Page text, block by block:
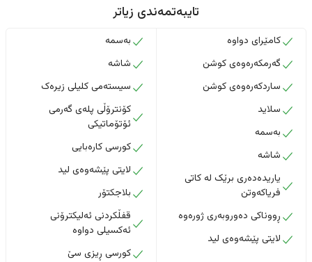
تایبەتمەندی زیاتر
کامێرای دواوە
گەرمکەرەوەی کوشن
ساردکەرەوەی کوشن
سلاید
بەسمە
شاشە
یاریدەدەری برێک لە کاتی
فریاکەوتن
ڕووناکی دەوروبەری ژورەوە
لایتی پێشەوەی لید
بەسمە
شاشە
سیستەمی کلیلی زیرەک
کۆنترۆڵی پلەی گەرمی
ئۆتۆماتیکی
کورسی کارەبایی
لایتی پێشەوەی لید
بلاجکتۆر
قفڵکردنی ئەلیکترۆنی
ئەکسیلی دواوە
کورسی ڕیزی سێ